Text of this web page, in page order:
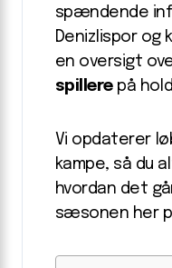
spændende
Denizlispor og
en oversigt
spillerepå
Vi opdaterer
kampe, så du
hvordan det
sæsonen her